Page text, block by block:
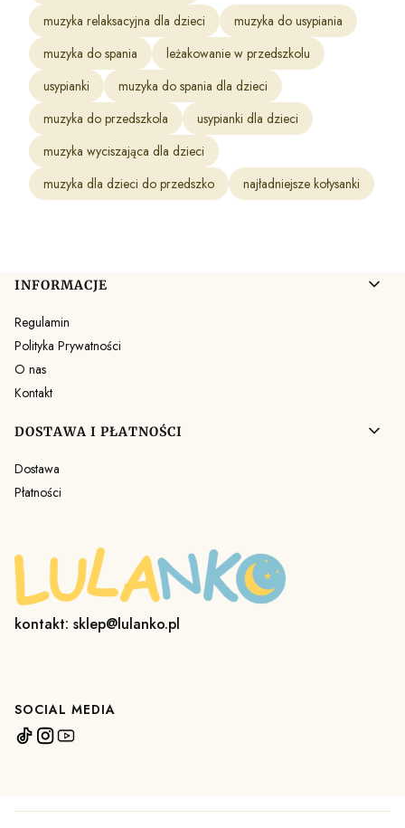
muzyka relaksacyjna dla dzieci
muzyka do usypiania
muzyka do spania
leżakowanie w przedszkolu
usypianki
muzyka do spania dla dzieci
muzyka do przedszkola
usypianki dla dzieci
muzyka wyciszająca dla dzieci
muzyka dla dzieci do przedszko
najładniejsze kołysanki
Linki w stopce
INFORMACJE
Regulamin
Polityka Prywatności
O nas
Kontakt
DOSTAWA I PŁATNOŚCI
Dostawa
Płatności
kontakt: sklep@lulanko.pl
SOCIAL MEDIA